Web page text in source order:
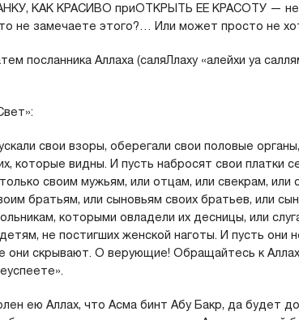
КАК КРАСИВО приОТКРЫТЬ ЕЕ КРАСОТУ —
не замечаете этого?… Или может просто не
посланника Аллаха (саляЛлаху «алейхи уа
свои взоры, оберегали свои половые
которые видны. И пусть набросят свои платки
своим мужьям, или отцам, или свекрам, или
братьям, или сыновьям своих братьев, или
которыми овладели их десницы, или
не постигших женской наготы. И пусть они
они скрывают. О верующие! Обращайтесь к
ею Аллах, что Асма бинт Абу Бакр, да будет